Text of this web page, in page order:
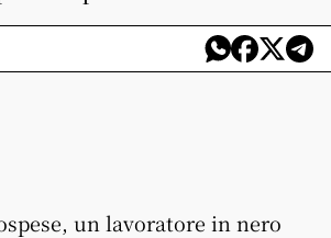
un lavoratore in nero